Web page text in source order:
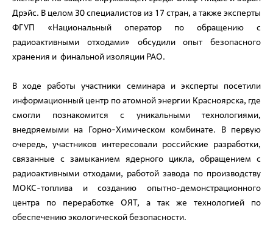
Дрэйс. В целом 30 специалистов из 17 стран, а также эксперты
ФГУП «Национальный оператор по обращению с
радиоактивными отходами» обсудили опыт безопасного
хранения и финальной изоляции РАО.
В ходе работы участники семинара и эксперты посетили
информационный центр по атомной энергии Красноярска, где
смогли познакомится с уникальными технологиями,
внедряемыми на Горно-Химическом комбинате. В первую
очередь, участников интересовали российские разработки,
связанные с замыканием ядерного цикла, обращением с
радиоактивными отходами, работой завода по производству
МОКС-топлива и созданию опытно-демонстрационного
центра по переработке ОЯТ, а так же технологией по
обеспечению экологической безопасности.